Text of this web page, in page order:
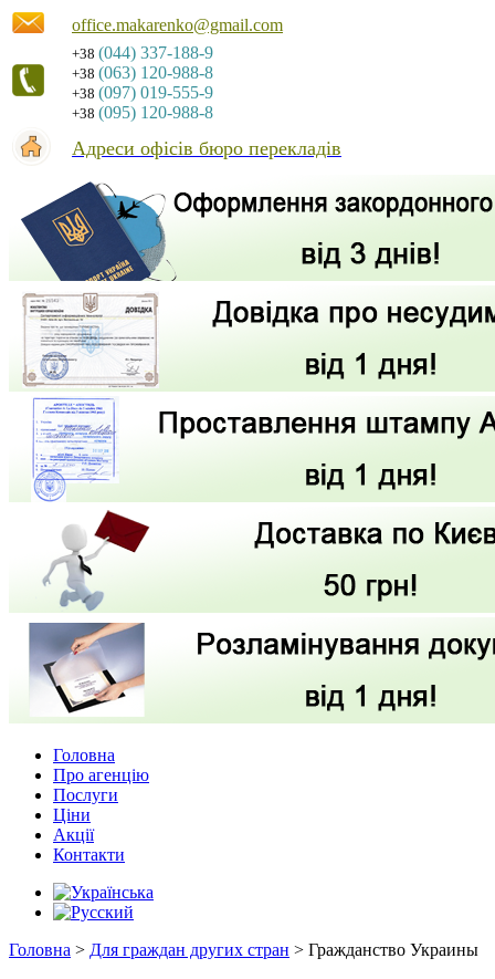
office.makarenko@gmail.com
+38 (044) 337-188-9
+38 (063) 120-988-8
+38 (097) 019-555-9
+38 (095) 120-988-8
Адреси офісів бюро перекладів
Головна
Про агенцію
Послуги
Ціни
Акції
Контакти
Головна > Для граждан других стран > Гражданство Украины